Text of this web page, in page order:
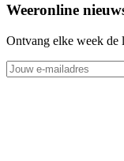
Weeronline
Ontvang elke week de